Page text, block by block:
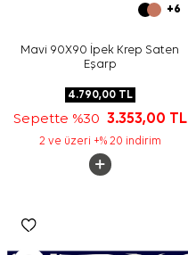
+6
Mavi 90X90 İpek Krep Saten
Eşarp
4.790,00TL
Sepette %30 3.353,00 TL
2 ve üzeri +% 20 indirim